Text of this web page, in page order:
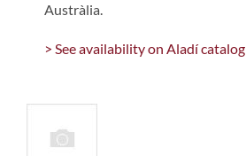
Austràlia.
> See availability on Aladí catalog